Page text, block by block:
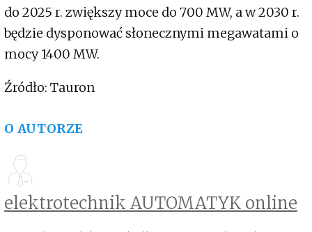
do 2025 r. zwiększy moce do 700 MW, a w 2030 r.
będzie dysponować słonecznymi megawatami o
mocy 1400 MW.
Źródło: Tauron
O AUTORZE
elektrotechnik AUTOMATYK online